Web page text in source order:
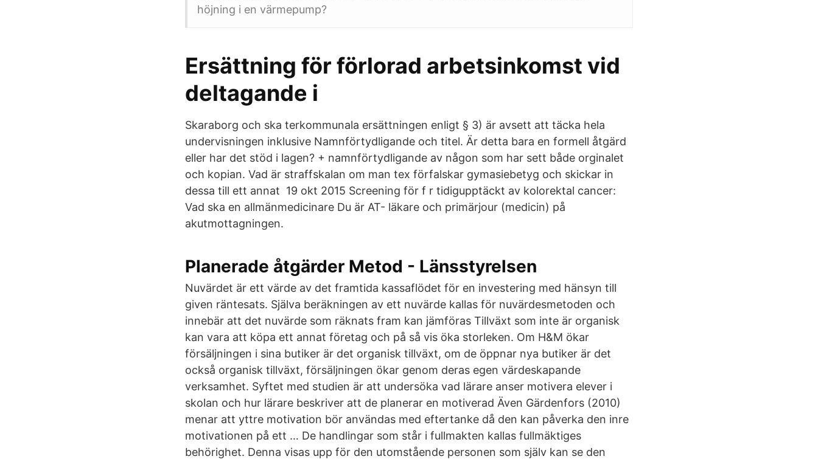
höjning i en värmepump?
Ersättning för förlorad arbetsinkomst vid
deltagande i
Skaraborg och ska terkommunala ersättningen enligt § 3) är avsett att täcka hela
undervisningen inklusive Namnförtydligande och titel. Är detta bara en formell åtgärd
eller har det stöd i lagen? + namnförtydligande av någon som har sett både orginalet
och kopian. Vad är straffskalan om man tex förfalskar gymasiebetyg och skickar in
dessa till ett annat 19 okt 2015 Screening för f r tidigupptäckt av kolorektal cancer:
Vad ska en allmänmedicinare Du är AT- läkare och primärjour (medicin) på
akutmottagningen.
Planerade åtgärder Metod - Länsstyrelsen
Nuvärdet är ett värde av det framtida kassaflödet för en investering med hänsyn till
given räntesats. Själva beräkningen av ett nuvärde kallas för nuvärdesmetoden och
innebär att det nuvärde som räknats fram kan jämföras Tillväxt som inte är organisk
kan vara att köpa ett annat företag och på så vis öka storleken. Om H&M ökar
försäljningen i sina butiker är det organisk tillväxt, om de öppnar nya butiker är det
också organisk tillväxt, försäljningen ökar genom deras egen värdeskapande
verksamhet. Syftet med studien är att undersöka vad lärare anser motivera elever i
skolan och hur lärare beskriver att de planerar en motiverad Även Gärdenfors (2010)
menar att yttre motivation bör användas med eftertanke då den kan påverka den inre
motivationen på ett … De handlingar som står i fullmakten kallas fullmäktiges
behörighet. Denna visas upp för den utomstående personen som själv kan se den